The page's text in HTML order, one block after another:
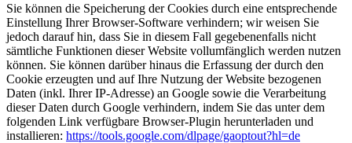
Sie können die Speicherung der Cookies durch eine entsprechende
Einstellung Ihrer Browser-Software verhindern; wir weisen Sie
jedoch darauf hin, dass Sie in diesem Fall gegebenenfalls nicht
sämtliche Funktionen dieser Website vollumfänglich werden nutzen
können. Sie können darüber hinaus die Erfassung der durch den
Cookie erzeugten und auf Ihre Nutzung der Website bezogenen
Daten (inkl. Ihrer IP-Adresse) an Google sowie die Verarbeitung
dieser Daten durch Google verhindern, indem Sie das unter dem
folgenden Link verfügbare Browser-Plugin herunterladen und
installieren: https://tools.google.com/dlpage/gaoptout?hl=de